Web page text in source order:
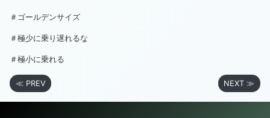
＃ゴールデンサイズ
＃極少に乗り遅れるな
＃極小に乗れる
≪ PREV NEXT ≫